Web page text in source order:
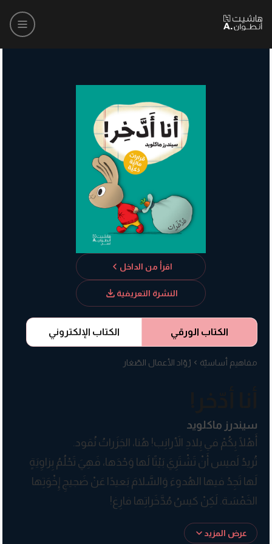
الكتاب الورقي الكتاب الإلكتروني
مفاهيم أساسيّة رُوّاد الأعمال الصّغار
سيندرز ماكلويد
أَهْلًا بِكُمْ في بِلادِ الأَرانِب! هُنا، الجَزَراتُ نُقود.
تُريدُ لَميس أَنْ تَشْتَرِيَ بَيْتًا لَها وَحْدَها، فَهِيَ تَحْلُمُ بِزاوِيَةٍ
لَها تَجِدُ فيها الهُدوءَ وَالسَّلامَ بَعيدًا عَنْ ضَجيجِ إِخْوَتِها
الخَمْسَة. لَكِنْ كيسُ مُدَّخَراتِها فارِغ!
بِنَصيحَةٍ مِنْ أبيها، أَدْرَكَتْ أَنَّ كُلَّ ما عَلَيْها فَعْلُهُ هُوَ الصَّبْر.
هَلْ حَصَلَتْ عَلى ما أَرادَتْهُ؟
عرض المزيد
اقرأ من الداخل
النشرة التعريفية